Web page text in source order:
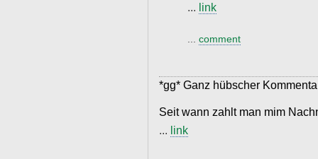
... link
comment
*gg* Ganz hübscher
Seit wann zahlt man mim
... link